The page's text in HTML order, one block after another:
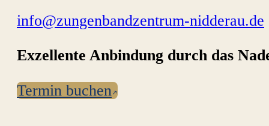
info@zungenbandzentrum-nidderau.de
Exzellente Anbindung durch das
Termin buchen